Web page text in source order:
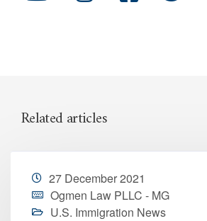
Related articles
27 December 2021
Ogmen Law PLLC - MG
U.S. Immigration News